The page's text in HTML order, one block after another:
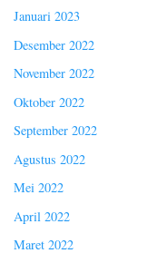
Januari 2023
Desember 2022
November 2022
Oktober 2022
September 2022
Agustus 2022
Mei 2022
April 2022
Maret 2022